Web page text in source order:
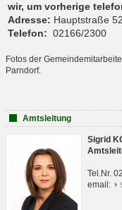
wir, um vorherige
Adresse: Hauptstraße
Telefon: 02166/2300
Fotos der
Parndorf.
Amtsleitung
Sigrid
Tel.Nr.
email: